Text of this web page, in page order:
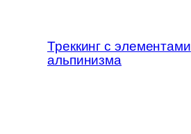
Треккинг с элементами
альпинизма